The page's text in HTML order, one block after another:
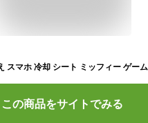
この商品をサイトでみる